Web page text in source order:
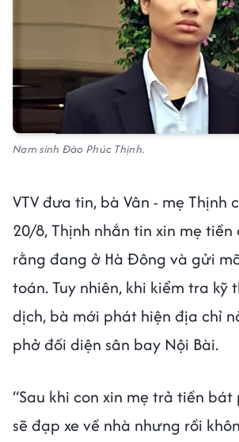
Nam sinh Đào Phúc Thịnh.
VTV đưa tin, bà Vân - mẹ Thịnh
20/8, Thịnh nhắn tin xin mẹ tiền
rằng đang ở Hà Đông và gửi
toán. Tuy nhiên, khi kiểm tra kỹ
dịch, bà mới phát hiện địa chỉ
phở đối diện sân bay Nội Bài.
“Sau khi con xin mẹ trả tiền bát
sẽ đạp xe về nhà nhưng rồi